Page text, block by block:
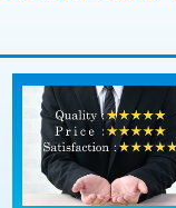
止水・漏水調査・
その他部品の脱着
交換・取付（タンク
交換・取付(単水栓
式）)